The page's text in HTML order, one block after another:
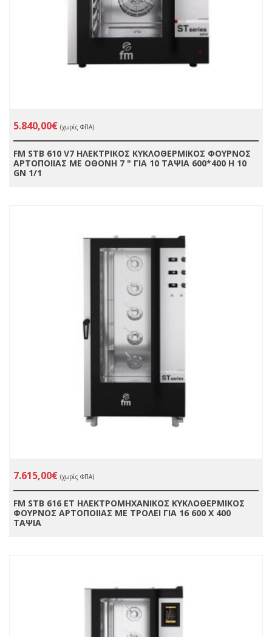
5.840,00€ (χωρίς ΦΠΑ)
FM STB 610 V7 ΗΛΕΚΤΡΙΚΟΣ ΚΥΚΛΟΘΕΡΜΙΚΟΣ ΦΟΥΡΝΟΣ
ΑΡΤΟΠΟΙΙΑΣ ΜΕ ΟΘΟΝΗ 7 " ΓΙΑ 10 ΤΑΨΙΑ 600*400 Η 10
GN 1/1
7.615,00€ (χωρίς ΦΠΑ)
FM STB 616 ET ΗΛΕΚΤΡΟΜΗΧΑΝΙΚΟΣ ΚΥΚΛΟΘΕΡΜΙΚΟΣ
ΦΟΥΡΝΟΣ ΑΡΤΟΠΟΙΙΑΣ ΜΕ ΤΡΟΛΕΙ ΓΙΑ 16 600 X 400
ΤΑΨΙΑ